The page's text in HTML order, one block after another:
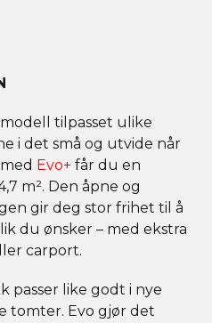
tilpasset ulike
i det små og utvide når
Evo+ får du en
m². Den åpne og
gir deg stor frihet til å
du ønsker – med ekstra
carport.
passer like godt i nye
tomter. Evo gjør det